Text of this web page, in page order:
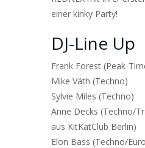
einer kinky Party!
DJ-Line Up
Frank Forest (Peak-
Mike Väth (Techno)
Sylvie Miles (Techno)
Anne Decks (Techno/
aus KitKatClub Berlin)
Elon Bass (Techno/